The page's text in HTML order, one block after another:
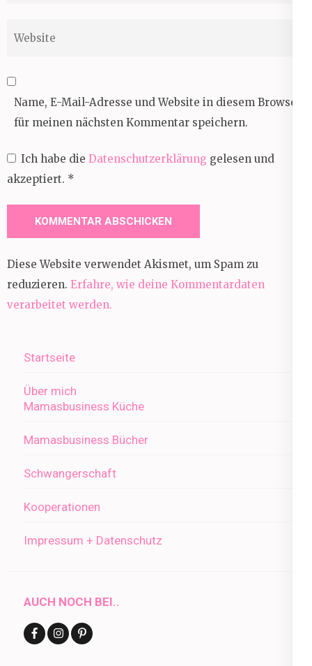
Name, E-Mail-Adresse und Website in diesem Browser
für meinen nächsten Kommentar speichern.
Ich habe die Datenschutzerklärung gelesen und
akzeptiert. *
Diese Website verwendet Akismet, um Spam zu
reduzieren. Erfahre, wie deine Kommentardaten
verarbeitet werden.
Startseite
Über mich
Mamasbusiness Küche
Mamasbusiness Bücher
Schwangerschaft
Kooperationen
Impressum + Datenschutz
AUCH NOCH BEI..